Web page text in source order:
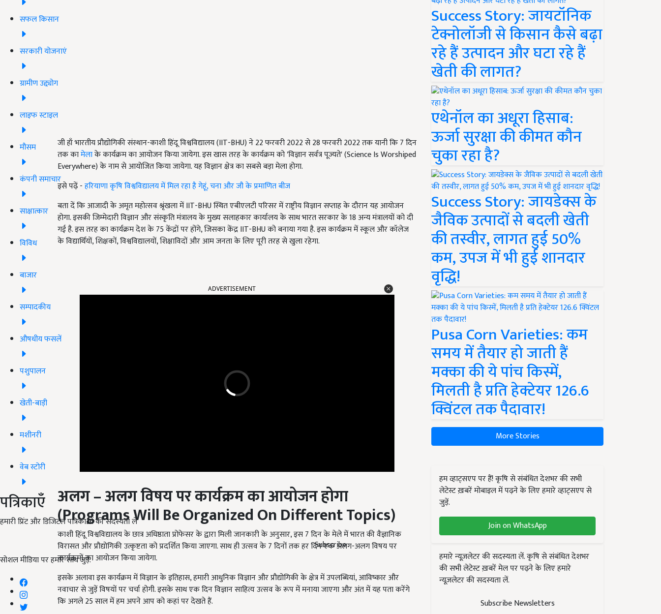
सफल किसान
सरकारी योजनाएं
ग्रामीण उद्द्योग
लाइफ स्टाइल
मौसम
कंपनी समाचार
साक्षात्कार
विविध
बाजार
सम्पादकीय
औषधीय फसलें
पशुपालन
खेती-बाड़ी
मशीनरी
वेब स्टोरी
पत्रिकाएँ
हमारी प्रिंट और डिजिटल पत्रिकाओं की सदस्यता लें
Subscribe
सोशल मीडिया पर हमारे साथ जुड़ें:
जी हाँ भारतीय प्रौद्योगिकी संस्थान-काशी हिंदू विश्वविद्यालय (IIT-BHU) ने 22 फरवरी 2022 से 28 फरवरी 2022 तक यानी कि 7 दिन
तक कामेलाके कार्यक्रम का आयोजन किया जायेगा. इस खास तरह के कार्यक्रम को 'विज्ञान सर्वत्र पूज्यते' (Science Is Worshiped
Everywhere) के नाम से आयोजित किया जायेगा. यह विज्ञान क्षेत्र का सबसे बड़ा मेला होगा.
इसे पढ़ें -हरियाणा कृषि विश्वविद्यालय में मिल रहा है गेहूं, चना और जौ के प्रमाणित बीज
बता दें कि आजादी के अमृत महोत्सव श्रृंखला में IIT-BHU स्थित एबीएलटी परिसर में राष्ट्रीय विज्ञान सप्ताह के दौरान यह आयोजन
होगा. इसकी जिम्मेदारी विज्ञान और संस्कृति मंत्रालय के मुख्य सलाहकार कार्यालय के साथ भारत सरकार के 18 अन्य मंत्रालयों को दी
गई है. इस तरह का कार्यक्रम देश के 75 केंद्रों पर होंगे, जिसका केंद्र IIT-BHU को बनाया गया है. इस कार्यक्रम में स्कूल और कॉलेज
के विद्यार्थियों, शिक्षकों, विश्वविद्यालयों, शिक्षाविदों और आम जनता के लिए पूरी तरह से खुला रहेगा.
अलग – अलग विषय पर कार्यक्रम का आयोजन होगा
(Programs Will Be Organized On Different Topics )
काशी हिंदू विश्वविद्यालय के छात्र अधिष्ठाता प्रोफेसर के द्वारा मिली जानकारी के अनुसार, इस 7 दिन के मेले में भारत की वैज्ञानिक
विरासत और प्रौद्योगिकी उत्कृष्टता को प्रदर्शित किया जाएगा. साथ ही उत्सव के 7 दिनों तक हर दिन एक अलग-अलग विषय पर
कार्यक्रमों का आयोजन किया जायेगा.
इसके अलावा इस कार्यक्रम में विज्ञान के इतिहास, हमारी आधुनिक विज्ञान और प्रौद्योगिकी के क्षेत्र में उपलब्धियां, आविष्कार और
नवाचार से जुड़ें विषयों पर चर्चा होगी. इसके साथ एक दिन विज्ञान साहित्य उत्सव के रूप में मनाया जाएगा और अंत में यह पता करेंगे
कि अगले 25 साल में हम अपने आप को कहां पर देखते हैं.
Success Story: जायटॉनिक
टेक्नोलॉजी से किसान कैसे बढ़ा
रहे हैं उत्पादन और घटा रहे हैं
खेती की लागत?
एथेनॉल का अधूरा हिसाब:
ऊर्जा सुरक्षा की कीमत कौन
चुका रहा है?
Success Story: जायडेक्स के
जैविक उत्पादों से बदली खेती
की तस्वीर, लागत हुई 50%
कम, उपज में भी हुई शानदार
वृद्धि!
Pusa Corn Varieties: कम
समय में तैयार हो जाती हैं
मक्का की ये पांच किस्में,
मिलती है प्रति हेक्टेयर 126.6
क्विंटल तक पैदावार!
More Stories
हम व्हाट्सएप पर हैं! कृषि से संबंधित देशभर की सभी
लेटेस्ट ख़बरें मोबाइल में पढ़ने के लिए हमारे व्हाट्सएप से
जुड़ें.
Join on WhatsApp
हमारे न्यूज़लेटर की सदस्यता लें. कृषि से संबंधित देशभर
की सभी लेटेस्ट ख़बरें मेल पर पढ़ने के लिए हमारे
न्यूज़लेटर की सदस्यता लें.
Subscribe Newsletters